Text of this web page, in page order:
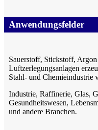
Anwendungsfelder
Sauerstoff, Stickstoff,
Luftzerlegungsanlagen
Stahl- und Chemieindustrie
Industrie, Raffinerie, Glas,
Gesundheitswesen,
und andere Branchen.